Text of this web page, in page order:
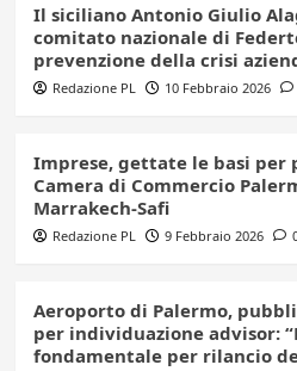
Il siciliano Antonio Giulio
comitato nazionale di
prevenzione della crisi
Redazione PL 10 Febbraio 2026
Imprese, gettate le basi per
Camera di Commercio
Marrakech-Safi
Redazione PL 9 Febbraio 2026
Aeroporto di Palermo,
per individuazione advisor:
fondamentale per rilancio